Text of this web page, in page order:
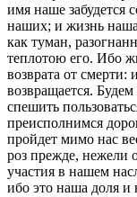
имя наше забудется
наших; и жизнь наша
как туман,
теплотою его. Ибо
возврата от смерти:
возвращается.
спешить
преисполнимся
пройдет мимо нас
роз прежде, нежели
участия в нашем
ибо это наша доля